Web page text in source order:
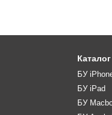
Каталог
БУ
БУ iPad
БУ